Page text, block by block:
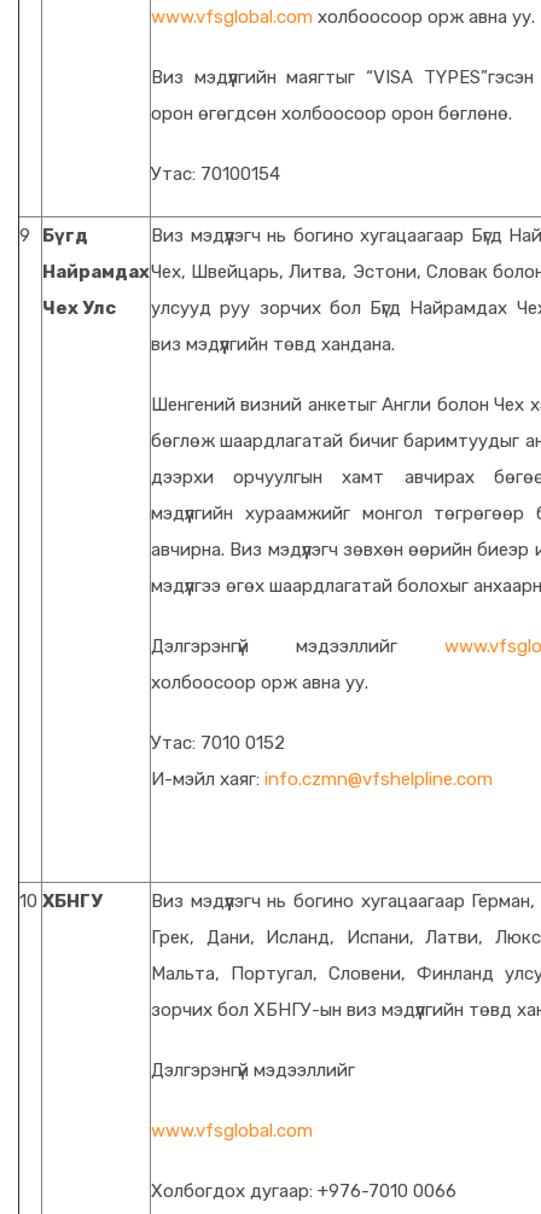
www.vfsglobal.com холбоосоор орж авна уу.
Виз мэдүүлгийн маягтыг “VISA
орон өгөгдсөн холбоосоор орон бөглөнө.
Утас: 70100154
9
Бүгд
Найрамдах
Чех Улс
Виз мэдүүлэгч нь богино хугацаагаар Бүгд
Чех, Швейцарь, Литва, Эстони, Словак
улсууд руу зорчих бол Бүгд Найрамдах
виз мэдүүлгийн төвд хандана.
Шенгений визний анкетыг Англи болон Чех
бөглөж шаардлагатай бичиг баримтуудыг
дээрхи орчуулгын хамт авчирах
мэдүүлгийн хураамжийг монгол төгрөгөөр
авчирна. Виз мэдүүлэгч зөвхөн өөрийн
мэдүүлгээ өгөх шаардлагатай болохыг
Дэлгэрэнгүй мэдээллийг
холбоосоор орж авна уу.
Утас: 7010 0152
И-мэйл хаяг: info.czmn@vfshelpline.com
10 ХБНГУ
Виз мэдүүлэгч нь богино хугацаагаар
Грек, Дани, Исланд, Испани, Латви,
Мальта, Португал, Словени, Финланд
зорчих бол ХБНГУ-ын виз мэдүүлгийн төвд
Дэлгэрэнгүй мэдээллийг
www.vfsglobal.com
Холбогдох дугаар: +976-7010 0066